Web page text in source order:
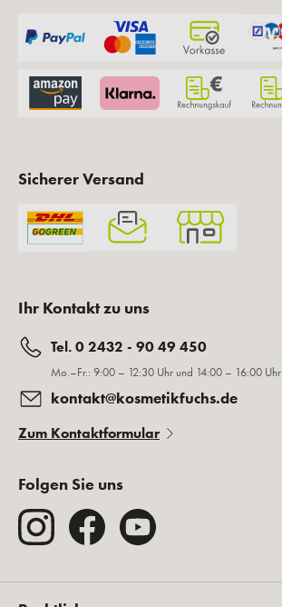
Sicherer Versand
Ihr Kontakt zu uns
Tel. 0 2432 - 90 49 450
Mo.–Fr.: 9:00 – 12:30 Uhr und 14:00 – 16:00 Uhr
kontakt@kosmetikfuchs.de
Zum Kontaktformular
Folgen Sie uns